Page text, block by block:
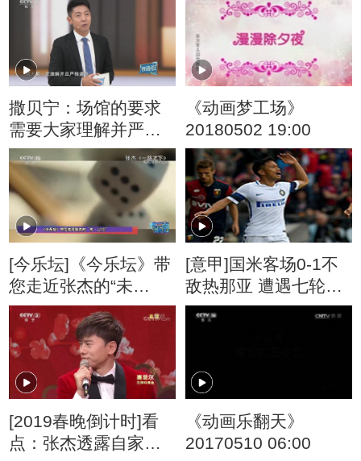
撒贝宁：场馆的要求
需要大家理解并严格
遵守
《动画梦工场》
20180502 19:00
[今乐坛]《今乐坛》带
您走近张杰的“未
·LIVE”
[意甲]国米客场0-1不
敌热那亚 遭遇七轮不
胜
[2019春晚倒计时]看
点：张杰透露自家宝
《动画乐翻天》
20170510 06:00